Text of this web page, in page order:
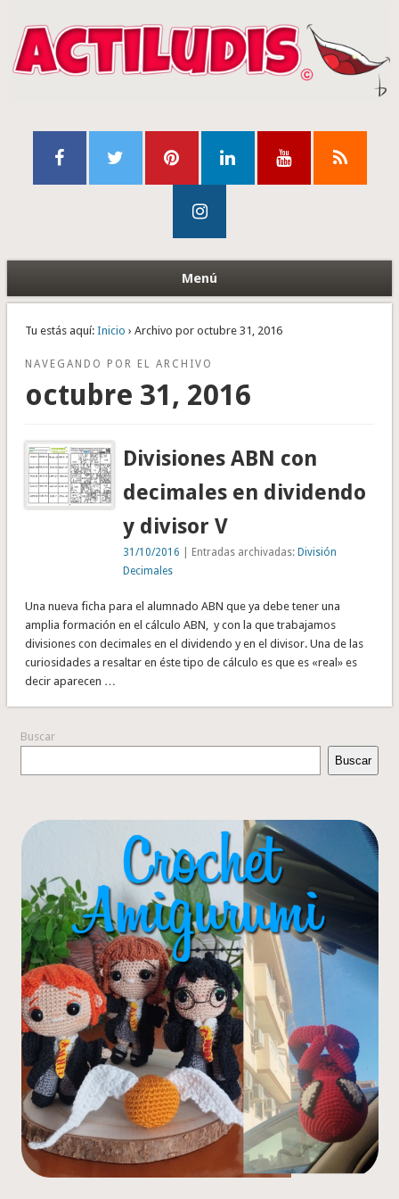
Menú
Tu estás aquí: Inicio › Archivo por octubre 31, 2016
NAVEGANDO POR EL ARCHIVO
octubre 31, 2016
Divisiones ABN con
decimales en dividendo
y divisor V
31/10/2016 | Entradas archivadas:División
Decimales
Una nueva ficha para el alumnado ABN que ya debe tener una
amplia formación en el cálculo ABN, y con la que trabajamos
divisiones con decimales en el dividendo y en el divisor. Una de las
curiosidades a resaltar en éste tipo de cálculo es que es «real» es
decir aparecen …
Buscar
Buscar